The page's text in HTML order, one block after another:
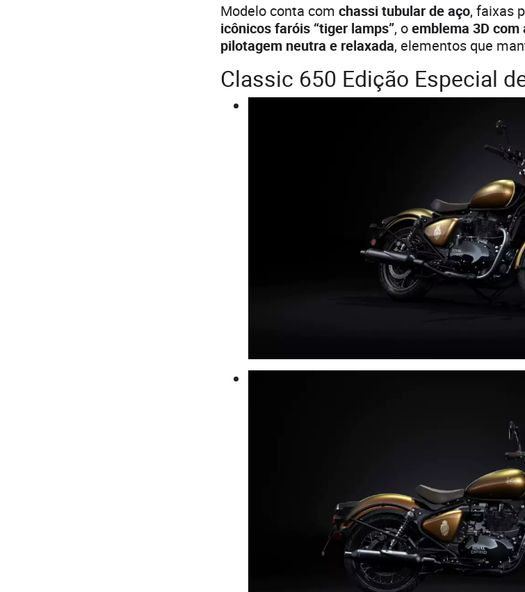
Modelo conta com chassi tubular de aço, faixas
icônicos faróis “tiger lamps”, oemblema 3D
pilotagem neutra e relaxada, elementos que
Classic 650 Edição Especial